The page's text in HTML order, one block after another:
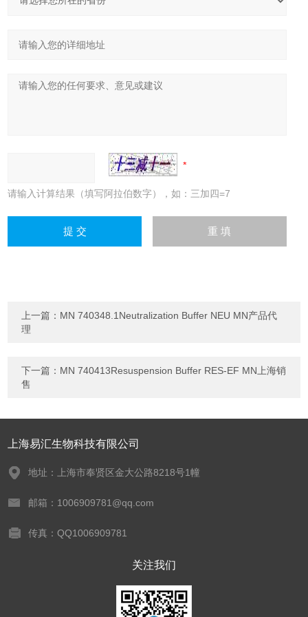
请输入计算结果（填写阿拉伯数字），如：三加四=7
上一篇： MN 740348.1Neutralization Buffer NEU MN产品代
理
下一篇： MN 740413Resuspension Buffer RES‑EF MN上海销
售
上海易汇生物科技有限公司
地址：上海市奉贤区金大公路8218号1幢
邮箱：1006909781@qq.com
传真：QQ1006909781
关注我们